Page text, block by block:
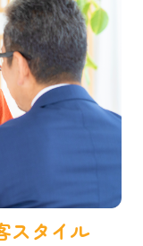
スタイル